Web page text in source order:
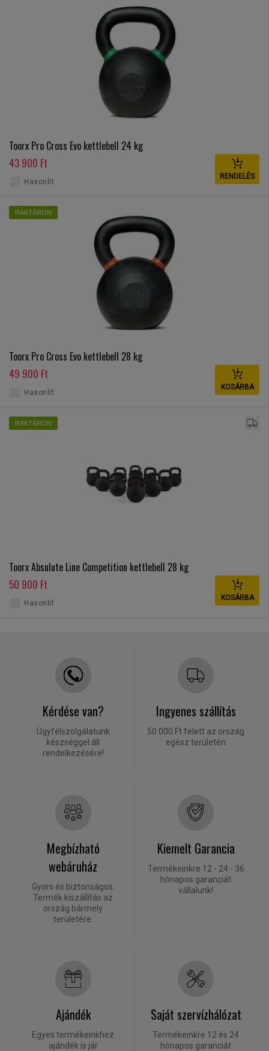
Toorx Pro Cross Evo kettlebell 24 kg
43 900 Ft
RENDELÉS
Hasonlít
RAKTÁRON
Toorx Pro Cross Evo kettlebell 28 kg
49 900 Ft
KOSÁRBA
Hasonlít
RAKTÁRON
Toorx Absulute Line Competition kettlebell 28 kg
50 900 Ft
KOSÁRBA
Hasonlít
Kérdése van?
Ügyfélszolgálatunk
készséggel áll
rendelkezésére!
Ingyenes szállítás
50.000 Ft felett az ország
egész területén
Megbízható
webáruház
Gyors és biztonságos.
Termék kiszállítás az
ország bármely
területére.
Kiemelt Garancia
Termékeinkre 12 - 24 - 36
hónapos garanciát
vállalunk!
Ajándék
Egyes termékeinkhez
ajándék is jár
Saját szervízhálózat
Termékeinkre 12 és 24
hónapos garanciát